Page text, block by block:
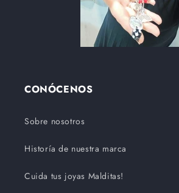
CONÓCENOS
Sobre nosotros
Historía de nuestra marca
Cuida tus joyas Malditas!